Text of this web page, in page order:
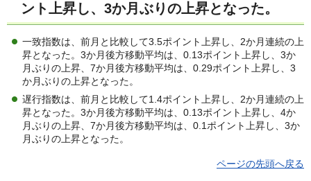
ント上昇し、3か月ぶりの上昇となった。
一致指数は、前月と比較して3.5ポイント上昇し、2か月連続の上
昇となった。3か月後方移動平均は、0.13ポイント上昇し、3か
月ぶりの上昇、7か月後方移動平均は、0.29ポイント上昇し、3
か月ぶりの上昇となった。
遅行指数は、前月と比較して1.4ポイント上昇し、2か月連続の上
昇となった。3か月後方移動平均は、0.13ポイント上昇し、4か
月ぶりの上昇、7か月後方移動平均は、0.1ポイント上昇し、3か
月ぶりの上昇となった。
ページの先頭へ戻る